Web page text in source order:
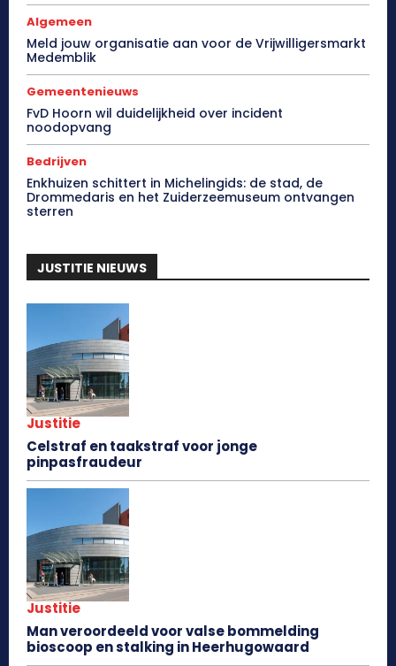
Algemeen
Meld jouw organisatie aan voor de Vrijwilligersmarkt
Medemblik
Gemeentenieuws
FvD Hoorn wil duidelijkheid over incident
noodopvang
Bedrijven
Enkhuizen schittert in Michelingids: de stad, de
Drommedaris en het Zuiderzeemuseum ontvangen
sterren
JUSTITIE NIEUWS
Justitie
Celstraf en taakstraf voor jonge
pinpasfraudeur
Justitie
Man veroordeeld voor valse bommelding
bioscoop en stalking in Heerhugowaard